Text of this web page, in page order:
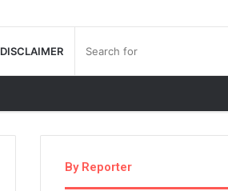
DISCLAIMER
By Reporter